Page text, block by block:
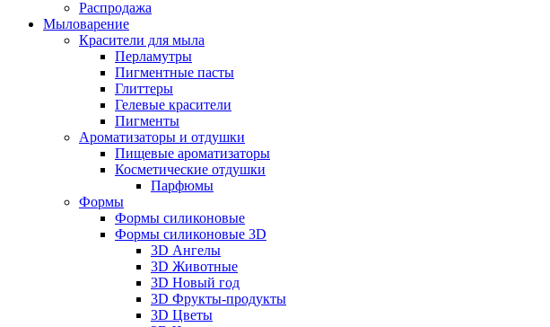
Распродажа
Мыловарение
Красители для мыла
Перламутры
Пигментные пасты
Глиттеры
Гелевые красители
Пигменты
Ароматизаторы и отдушки
Пищевые ароматизаторы
Косметические отдушки
Парфюмы
Формы
Формы силиконовые
Формы силиконовые 3D
3D Ангелы
3D Животные
3D Новый год
3D Фрукты-продукты
3D Цветы